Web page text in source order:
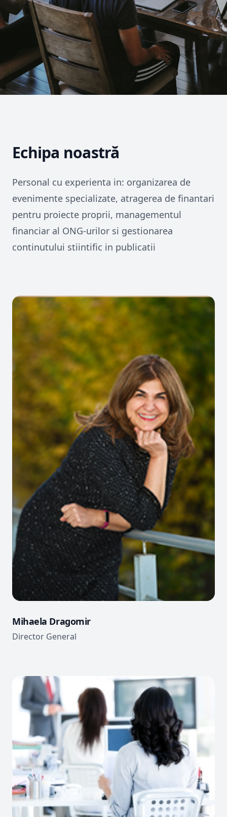
Echipa noastră
Personal cu experienta in: organizarea de
evenimente specializate, atragerea de finantari
pentru proiecte proprii, managementul
financiar al ONG-urilor si gestionarea
continutului stiintific in publicatii
Mihaela Dragomir
Director General